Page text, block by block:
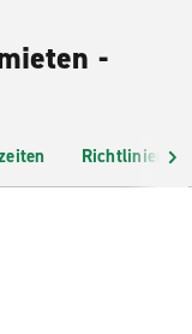
-
Richtlinien